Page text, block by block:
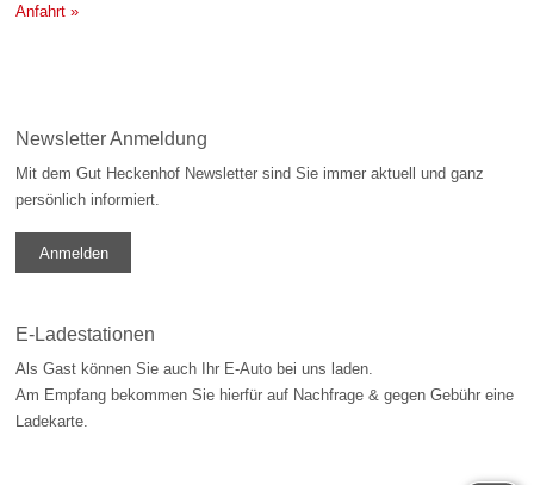
Anfahrt »
Newsletter Anmeldung
Mit dem Gut Heckenhof Newsletter sind Sie immer aktuell und ganz
persönlich informiert.
Anmelden
E-Ladestationen
Als Gast können Sie auch Ihr E-Auto bei uns laden.
Am Empfang bekommen Sie hierfür auf Nachfrage & gegen Gebühr eine
Ladekarte.